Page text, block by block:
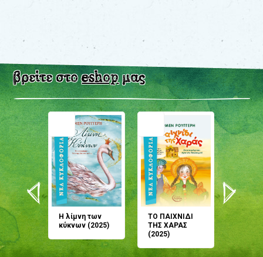
βρείτε στοeshopμας
Η λίμνη των
κύκνων (2025)
ΤΟ ΠΑΙΧΝΙΔΙ
ΤΗΣ ΧΑΡΑΣ
(2025)
μου;
(2024)